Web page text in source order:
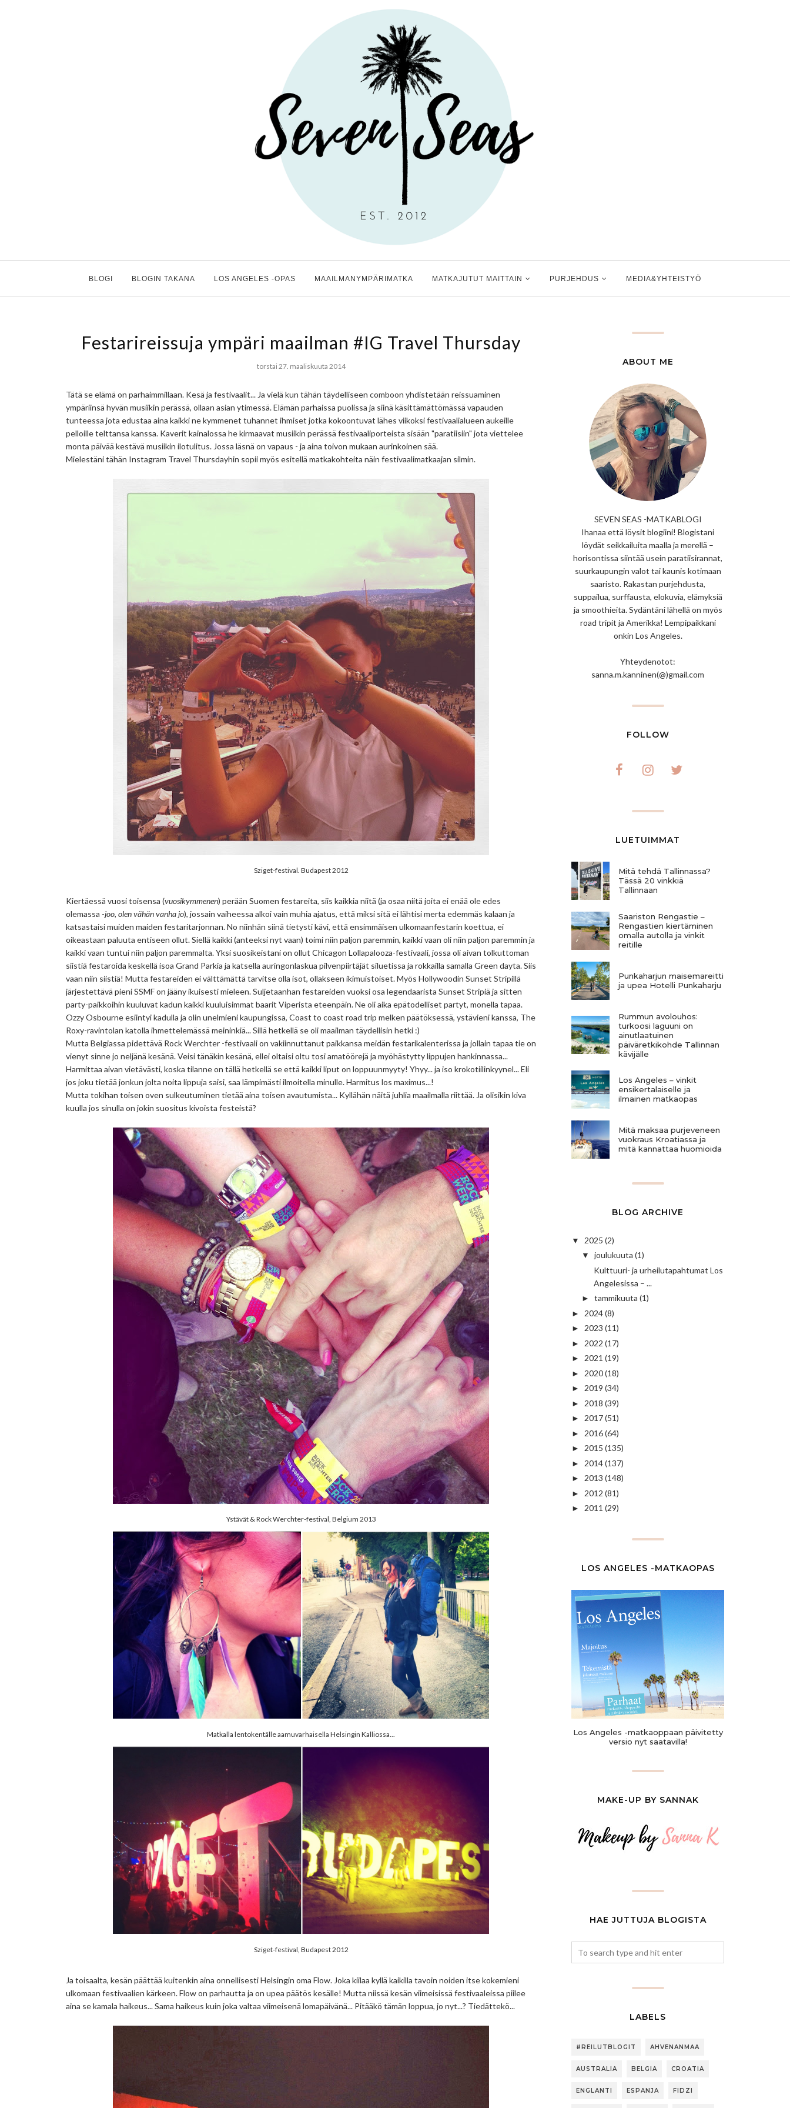
BLOGI BLOGIN TAKANA LOS ANGELES -OPAS MAAILMANYMPÄRIMATKA MATKAJUTUT MAITTAIN PURJEHDUS MEDIA&YHTEISTYÖ
Festarireissuja ympäri maailman #IG Travel Thursday
torstai 27. maaliskuuta 2014
Tätä se elämä on parhaimmillaan. Kesä ja festivaalit... Ja vielä kun tähän täydelliseen comboon yhdistetään reissuaminen
ympäriinsä hyvän musiikin perässä, ollaan asian ytimessä. Elämän parhaissa puolissa ja siinä käsittämättömässä vapauden
tunteessa jota edustaa aina kaikki ne kymmenet tuhannet ihmiset jotka kokoontuvat lähes viikoksi festivaalialueen aukeille
pelloille telttansa kanssa. Kaverit kainalossa he kirmaavat musiikin perässä festivaaliporteista sisään "paratiisiin" jota viettelee
monta päivää kestävä musiikin ilotulitus. Jossa läsnä on vapaus - ja aina toivon mukaan aurinkoinen sää.
Mielestäni tähän Instagram Travel Thursdayhin sopii myös esitellä matkakohteita näin festivaalimatkaajan silmin.
Sziget-festival. Budapest 2012
Kiertäessä vuosi toisensa (vuosikymmenen) perään Suomen festareita, siis kaikkia niitä (ja osaa niitä joita ei enää ole edes
olemassa -joo, olen vähän vanha jo), jossain vaiheessa alkoi vain muhia ajatus, että miksi sitä ei lähtisi merta edemmäs kalaan ja
katsastaisi muiden maiden festaritarjonnan. No niinhän siinä tietysti kävi, että ensimmäisen ulkomaanfestarin koettua, ei
oikeastaan paluuta entiseen ollut. Siellä kaikki (anteeksi nyt vaan) toimi niin paljon paremmin, kaikki vaan oli niin paljon paremmin ja
kaikki vaan tuntui niin paljon paremmalta. Yksi suosikeistani on ollut Chicagon Lollapalooza-festivaali, jossa oli aivan tolkuttoman
siistiä festaroida keskellä isoa Grand Parkia ja katsella auringonlaskua pilvenpiirtäjät siluetissa ja rokkailla samalla Green dayta. Siis
vaan niin siistiä! Mutta festareiden ei välttämättä tarvitse olla isot, ollakseen ikimuistoiset. Myös Hollywoodin Sunset Stripillä
järjestettävä pieni SSMF on jääny ikuisesti mieleen. Suljetaanhan festareiden vuoksi osa legendaarista Sunset Stripiä ja sitten
party-paikkoihin kuuluvat kadun kaikki kuuluisimmat baarit Viperista eteenpäin. Ne oli aika epätodelliset partyt, monella tapaa.
Ozzy Osbourne esiintyi kadulla ja olin unelmieni kaupungissa, Coast to coast road trip melken päätöksessä, ystävieni kanssa, The
Roxy-ravintolan katolla ihmettelemässä meininkiä... Sillä hetkellä se oli maailman täydellisin hetki :)
Mutta Belgiassa pidettävä Rock Werchter -festivaali on vakiinnuttanut paikkansa meidän festarikalenterissa ja jollain tapaa tie on
vienyt sinne jo neljänä kesänä. Veisi tänäkin kesänä, ellei oltaisi oltu tosi amatöörejä ja myöhästytty lippujen hankinnassa...
Harmittaa aivan vietävästi, koska tilanne on tällä hetkellä se että kaikki liput on loppuunmyyty! Yhyy... ja iso krokotiilinkyynel... Eli
jos joku tietää jonkun jolta noita lippuja saisi, saa lämpimästi ilmoitella minulle. Harmitus los maximus...!
Mutta tokihan toisen oven sulkeutuminen tietää aina toisen avautumista... Kyllähän näitä juhlia maailmalla riittää. Ja olisikin kiva
kuulla jos sinulla on jokin suositus kivoista festeistä?
Ystävät & Rock Werchter-festival, Belgium 2013
Matkalla lentokentälle aamuvarhaisella Helsingin Kalliossa...
Sziget-festival, Budapest 2012
Ja toisaalta, kesän päättää kuitenkin aina onnellisesti Helsingin oma Flow. Joka kiilaa kyllä kaikilla tavoin noiden itse kokemieni
ulkomaan festivaalien kärkeen. Flow on parhautta ja on upea päätös kesälle! Mutta niissä kesän viimeisissä festivaaleissa piilee
aina se kamala haikeus... Sama haikeus kuin joka valtaa viimeisenä lomapäivänä... Pitääkö tämän loppua, jo nyt...? Tiedättekö...
ABOUT ME
SEVEN SEAS -MATKABLOGI
Ihanaa että löysit blogiini! Blogistani
löydät seikkailuita maalla ja merellä –
horisontissa siintää usein paratiisirannat,
suurkaupungin valot tai kaunis kotimaan
saaristo. Rakastan purjehdusta,
suppailua, surffausta, elokuvia, elämyksiä
ja smoothieita. Sydäntäni lähellä on myös
road tripit ja Amerikka! Lempipaikkani
onkin Los Angeles.
Yhteydenotot:
sanna.m.kanninen(@)gmail.com
FOLLOW
LUETUIMMAT
Mitä tehdä Tallinnassa?
Tässä 20 vinkkiä
Tallinnaan
Saariston Rengastie –
Rengastien kiertäminen
omalla autolla ja vinkit
reitille
Punkaharjun maisemareitti
ja upea Hotelli Punkaharju
Rummun avolouhos:
turkoosi laguuni on
ainutlaatuinen
päiväretkikohde Tallinnan
kävijälle
Los Angeles – vinkit
ensikertalaiselle ja
ilmainen matkaopas
Mitä maksaa purjeveneen
vuokraus Kroatiassa ja
mitä kannattaa huomioida
BLOG ARCHIVE
▼ 2025 (2)
▼ joulukuuta (1)
Kulttuuri- ja urheilutapahtumat Los
Angelesissa – ...
► tammikuuta (1)
► 2024(8)
► 2023 (11)
► 2022 (17)
► 2021 (19)
► 2020(18)
► 2019 (34)
► 2018 (39)
► 2017(51)
► 2016(64)
► 2015 (135)
► 2014(137)
► 2013 (148)
► 2012 (81)
► 2011 (29)
LOS ANGELES -MATKAOPAS
Los Angeles -matkaoppaan päivitetty
versio nyt saatavilla!
MAKE-UP BY SANNAK
HAE JUTTUJA BLOGISTA
LABELS
#REILUTBLOGIT AHVENANMAA
AUSTRALIA BELGIA CROATIA
ENGLANTI ESPANJA FIDZI